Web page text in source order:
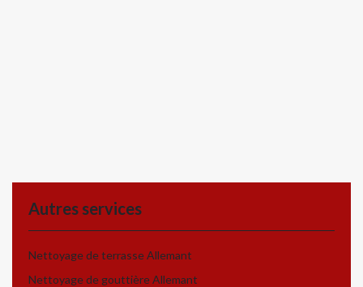
Autres services
Nettoyage de terrasse Allemant
Nettoyage de gouttière Allemant